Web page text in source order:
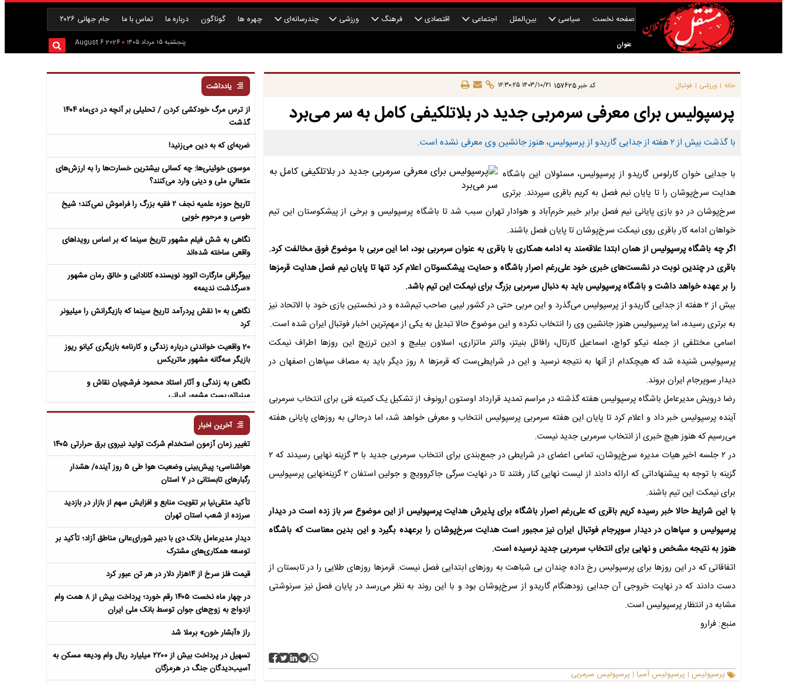
صفحه نخست سیاسی بین‌الملل اجتماعی اقتصادی فرهنگ ورزشی چندرسانه‌ای چهره ها گوناگون درباره ما تماس با ما جام جهانی ۲۰۲۶
عنوان پنجشنبه ۱۵ مرداد ۱۴۰۵ 2026 August 6
خانه | ورزشی | فوتبال کد خبر157625 ۱۴۰۳/۱۰/۲۱ ۱۲:۳۰:۲۵
پرسپولیس برای معرفی سرمربی جدید در بلاتلکیفی کامل به سر می‌برد
با گذشت بیش از ۲ هفته از جدایی گاریدو از پرسپولیس، هنوز جانشین وی معرفی نشده است.
با جدایی خوان کارلوس گاریدو از پرسپولیس، مسئولان این باشگاه
هدایت سرخ‌پوشان را تا پایان نیم فصل به کریم باقری سپردند. برتری
سرخ‌پوشان در دو بازی پایانی نیم فصل برابر خیبر خرم‌آباد و هوادار تهران سبب شد تا باشگاه پرسپولیس و برخی از پیشکوستان این تیم
خواهان ادامه کار باقری روی نیمکت سرخ‌پوشان تا پایان فصل باشند.
اگر چه باشگاه پرسپولیس از همان ابتدا علاقه‌مند به ادامه همکاری با باقری به عنوان سرمربی بود، اما این مربی با موضوع فوق مخالفت کرد.
باقری در چندین نوبت در نشست‌های خبری خود علی‌رغم اصرار باشگاه و حمایت پیشکسوتان اعلام کرد تنها تا پایان نیم فصل هدایت قرمز‌ها
را بر عهده خواهد داشت و باشگاه پرسپولیس باید به دنبال سرمربی بزرگ برای نیمکت این تیم باشد.
بیش از ۲ هفته از جدایی گاریدو از پرسپولیس می‌گذرد و این مربی حتی در کشور لیبی صاحب تیم‌شده و در نخستین بازی خود با الاتحاد نیز
به برتری رسیده، اما پرسپولیس هنوز جانشین وی را انتخاب نکرده و این موضوع حالا تبدیل به یکی از مهم‌ترین اخبار فوتبال ایران شده است.
اسامی مختلفی از جمله نیکو کواچ، اسماعیل کارتال، رافائل بنیتز، والتر ماتزاری، اسلاون بیلیچ و ادین ترزیچ این روز‌ها اطراف نیمکت
پرسپولیس شنیده شد که هیچکدام از آنها به نتیجه نرسید و این در شرایطی‌ست که قرمز‌ها ۸ روز دیگر باید به مصاف سپاهان اصفهان در
دیدار سوپرجام ایران بروند.
رضا درویش مدیرعامل باشگاه پرسپولیس هفته گذشته در مراسم تمدید قرارداد اوستون ارونوف از تشکیل یک کمیته فنی برای انتخاب سرمربی
آینده پرسپولیس خبر داد و اعلام کرد تا پایان این هفته سرمربی پرسپولیس انتخاب و معرفی خواهد شد، اما درحالی به روز‌های پایانی هفته
می‌رسیم که هنوز هیچ خبری از انتخاب سرمربی جدید نیست.
در ۲ جلسه اخیر هیات مدیره سرخ‌پوشان، تمامی اعضای در شرایطی در جمع‌بندی برای انتخاب سرمربی جدید با ۳ گزینه نهایی رسیدند که ۲
گزینه با توجه به پیشنهاداتی که ارائه دادند از لیست نهایی کنار رفتند تا در نهایت سرگی جاکروویچ و جولین استفان ۲ گزینه‌نهایی پرسپولیس
برای نیمکت این تیم باشند.
با این شرایط حالا خبر رسیده کریم باقری که علی‌رغم اصرار باشگاه برای پذیرش هدایت پرسپولیس از این موضوع سر باز زده است در دیدار
پرسپولیس و سپاهان در دیدار سوپرجام فوتبال ایران نیز مجبور است هدایت سرخ‌پوشان را برعهده بگیرد و این بدین معناست که باشگاه
هنوز به نتیجه مشخص و نهایی برای انتخاب سرمربی جدید نرسیده است.
اتفاقاتی که در این روز‌ها برای پرسپولیس رخ داده چندان بی شباهت به روز‌های ابتدایی فصل نیست. قرمز‌ها روز‌های طلایی را در تابستان از
دست دادند که در نهایت خروجی آن جدایی زودهنگام گاریدو از سرخ‌پوشان بود و با این روند به نظر می‌رسد در پایان فصل نیز سرنوشتی
مشابه در انتظار پرسپولیس است.
منبع: فرارو
پرسپولیس | پرسپولیس آسیا | پرسپولیس سرمربی
یادداشت
از ترس مرگ خودکشی کردن / تحلیلی بر آنچه در دی‌ماه ۱۴۰۴
گذشت
ضربه‌ای که به دین می‌زنید!
موسوی خوئینی‌ها: چه کسانی بیشترین خسارت‌ها را به ارزش‌های
متعالیِ ملی و دینی وارد می‌کنند؟
تاریخ حوزه علمیه نجف ۲ فقیه بزرگ را فراموش نمی‌کند؛ شیخ
طوسی و مرحوم خویی
نگاهی به شش فیلم مشهور تاریخ سینما که بر اساس رویداهای
واقعی ساخته شده‌اند
بیوگرافی مارگارت اتوود نویسنده کانادایی و خالق رمان مشهور
«سرگذشت ندیمه»
نگاهی به 10 نقش پردرآمد تاریخ سینما که بازیگرانش را میلیونر
کرد
20 واقعیت خواندنی درباره زندگی و کارنامه بازیگری کیانو ریوز
بازیگر سه‌گانه مشهور ماتریکس
نگاهی به زندگی و آثار استاد محمود فرشچیان نقاش و
مینیاتوریست مشهور ایرانی
نگاهی به زندگی و آثار عباس معروفی نویسنده ایرانی و خالق رمان
سمفونی مردگان
آخرین اخبار
تغییر زمان آزمون استخدام شرکت تولید نیروی برق حرارتی ۱۴۰۵
هواشناسی؛ پیش‌بینی وضعیت هوا طی ۵ روز آینده/ هشدار
رگبارهای تابستانی در ۷ استان
تأکید متقی‌نیا بر تقویت منابع و افزایش سهم از بازار در بازدید
سرزده از شعب استان تهران
دیدار مدیرعامل بانک دی با دبیر شورای‌عالی مناطق آزاد؛ تأکید بر
توسعه همکاری‌های مشترک
قیمت فلز سرخ از ۱۴هزار دلار در هر تن عبور کرد
در چهار ماه نخست ۱۴۰۵ رقم خورد؛ پرداخت بیش از ۸ همت وام
ازدواج به زوج‌های جوان توسط بانک ملی ایران
راز «آبشار خون» برملا شد
تسهیل در پرداخت بیش از ۲۲۰۰ میلیارد ریال وام ودیعه مسکن به
آسیب‌دیدگان جنگ در هرمزگان